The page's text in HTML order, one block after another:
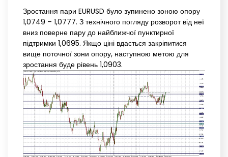
Зростання пари EURUSD було зупинено зоною опору
1,0749 – 1,0777. З технічного погляду розворот від неї
вниз поверне пару до найближчої пунктирної
підтримки 1,0695. Якщо ціні вдасться закріпитися
вище поточної зони опору, наступною метою для
зростання буде рівень 1,0903.